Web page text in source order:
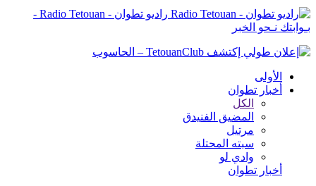
راديو تطوان - Radio Tetouan -
بـوابتك نـحو الخبر
الأولى
أخبار تطوان
الكل
المضيق الفنيدق
مرتيل
سبته المحتلة
وادي لو
أخبار تطوان